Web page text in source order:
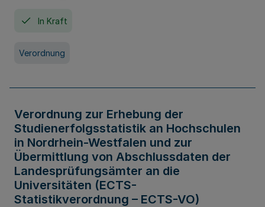
In Kraft
Verordnung
Verordnung zur Erhebung der
Studienerfolgsstatistik an Hochschulen
in Nordrhein-Westfalen und zur
Übermittlung von Abschlussdaten der
Landesprüfungsämter an die
Universitäten (ECTS-
Statistikverordnung – ECTS-VO)